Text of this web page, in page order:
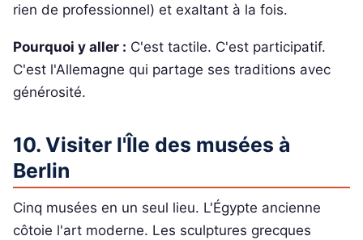
rien de professionnel) et exaltant à la fois.
Pourquoi y aller : C'est tactile. C'est participatif.
C'est l'Allemagne qui partage ses traditions avec
générosité.
10. Visiter l'Île des musées à
Berlin
Cinq musées en un seul lieu. L'Égypte ancienne
côtoie l'art moderne. Les sculptures grecques